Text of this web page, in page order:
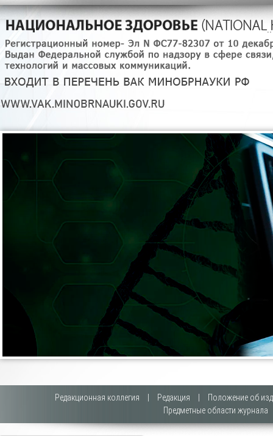
Редакционная коллегия Редакция
Положение об
Предметные области журнала